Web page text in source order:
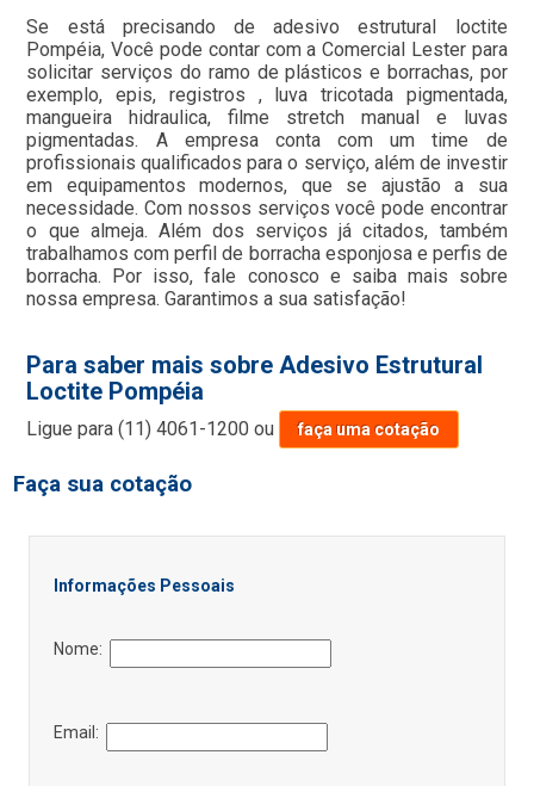
Se está precisando de adesivo estrutural loctite
Pompéia, Você pode contar com a Comercial Lester para
solicitar serviços do ramo de plásticos e borrachas, por
exemplo, epis, registros , luva tricotada pigmentada,
mangueira hidraulica, filme stretch manual e luvas
pigmentadas. A empresa conta com um time de
profissionais qualificados para o serviço, além de investir
em equipamentos modernos, que se ajustão a sua
necessidade. Com nossos serviços você pode encontrar
o que almeja. Além dos serviços já citados, também
trabalhamos com perfil de borracha esponjosa e perfis de
borracha. Por isso, fale conosco e saiba mais sobre
nossa empresa. Garantimos a sua satisfação!
Para saber mais sobre Adesivo Estrutural
Loctite Pompéia
Ligue para(11) 4061-1200 ou faça uma cotação
Faça sua cotação
Informações Pessoais
Nome:
Email: